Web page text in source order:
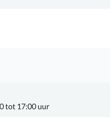
tot 17:00 uur